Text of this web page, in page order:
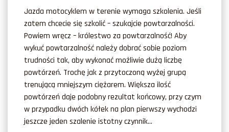
Jazda motocyklem w terenie wymaga szkolenia. Jeśli
zatem chcecie się szkolić – szukajcie powtarzalności.
Powiem wręcz – królestwo za powtarzalność! Aby
wykuć powtarzalność należy dobrać sobie poziom
trudności tak, aby wykonać możliwie dużą liczbę
powtórzeń. Trochę jak z przytoczoną wyżej grupą
trenującą mniejszym ciężarem. Większa ilość
powtórzeń daje podobny rezultat końcowy, przy czym
w przypadku dwóch kółek na plan pierwszy wychodzi
jeszcze jeden szalenie istotny czynnik…